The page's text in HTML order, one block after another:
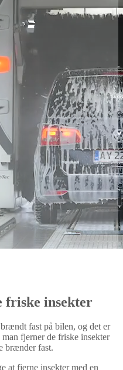
friske insekter
fast på bilen, og det er
fjerner de friske insekter
brænder fast.
at fjerne insekter med en